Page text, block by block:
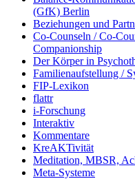
(GfK) Berlin
Beziehungen und
Co-Counseln / Co-
Companionship
Der Körper in
Familienaufstellung /
FIP-Lexikon
flattr
i-Forschung
Interaktiv
Kommentare
KreAKTivität
Meditation, MBSR,
Meta-Systeme